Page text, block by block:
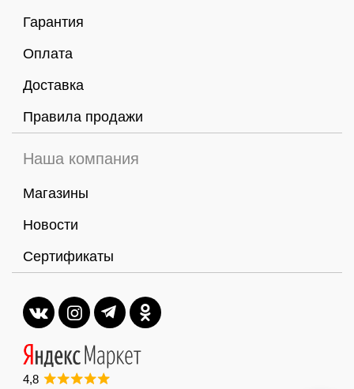
Гарантия
Оплата
Доставка
Правила продажи
Наша компания
Магазины
Новости
Сертификаты
4,8